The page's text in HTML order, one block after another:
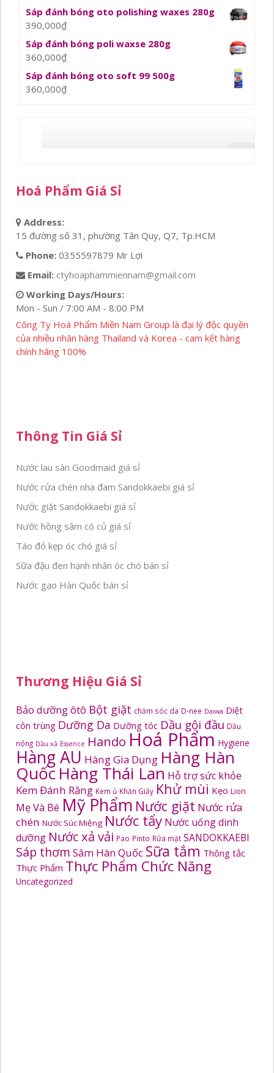
Sáp đánh bóng oto polishing waxes 280g
390,000₫
Sáp đánh bóng poli waxse 280g
360,000₫
Sáp đánh bóng oto soft 99 500g
360,000₫
Hoá Phẩm Giá Sỉ
Address:
15 đường số 31, phường Tân Quy, Q7, Tp.HCM
Phone: 0355597879 Mr Lợi
Email: ctyhoaphammiennam@gmail.com
Working Days/Hours:
Mon - Sun / 7:00 AM - 8:00 PM
Công Ty Hoá Phẩm Miền Nam Group là đại lý độc quyền
của nhiều nhãn hàng Thailand và Korea - cam kết hàng
chính hãng 100%
Thông Tin Giá Sỉ
Nước lau sàn Goodmaid giá sỉ
Nước rửa chén nha đam Sandokkaebi giá sỉ
Nước giặt Sandokkaebi giá sỉ
Nước hồng sâm có củ giá sỉ
Táo đỏ kẹp óc chó giá sỉ
Sữa đậu đen hạnh nhân óc chó bán sỉ
Nước gạo Hàn Quốc bán sỉ
Thương Hiệu Giá Sỉ
Bảo dưỡng ôtô Bột giặt chăm sóc da D-nee Daiwa Diệt
côn trùng Dưỡng Da Dưỡng tóc Dầu gội đầu Dầu
nóng Dầu xả Essence Hando Hoá Phẩm Hygiene
Hàng AU Hàng Gia Dụng Hàng Hàn
Quốc Hàng Thái Lan Hỗ trợ sức khỏe
Kem Đánh Răng Kem ủ Khăn Giấy Khử mùi Kẹo Lion
Mẹ Và Bé Mỹ Phẩm Nước giặt Nước rửa
chén Nước Súc Miệng Nước tẩy Nước uống dinh
dưỡng Nước xả vải Pao Pinto Rửa mặt SANDOKKAEBI
Sáp thơm Sâm Hàn Quốc Sữa tắm Thông tắc
Thực Phẩm Thực Phẩm Chức Năng
Uncategorized